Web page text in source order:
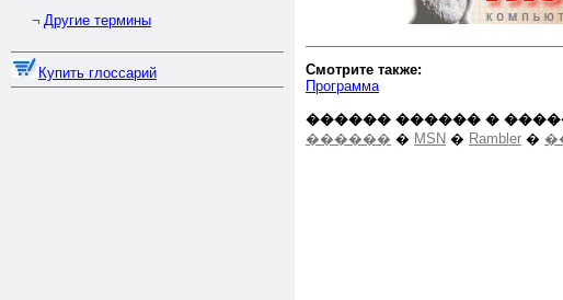
¬ Другие термины
Купить глоссарий
Смотрите также:
Программа
������ ������ �
������ � MSN � Rambler �